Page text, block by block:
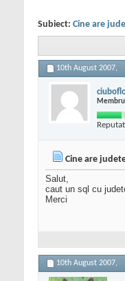
Subiect: Cine are
10th August 2007,
Cine are
Salut,
caut un sql cu
Merci
10th August 2007,